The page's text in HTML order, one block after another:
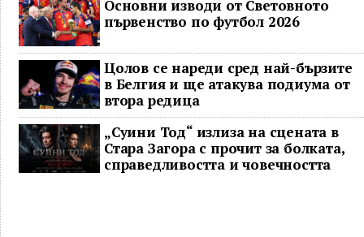
Основни изводи от Световното
първенство по футбол 2026
Цолов се нареди сред най-бързите
в Белгия и ще атакува подиума от
втора редица
„Суини Тод“ излиза на сцената в
Стара Загора с прочит за болката,
справедливостта и човечността